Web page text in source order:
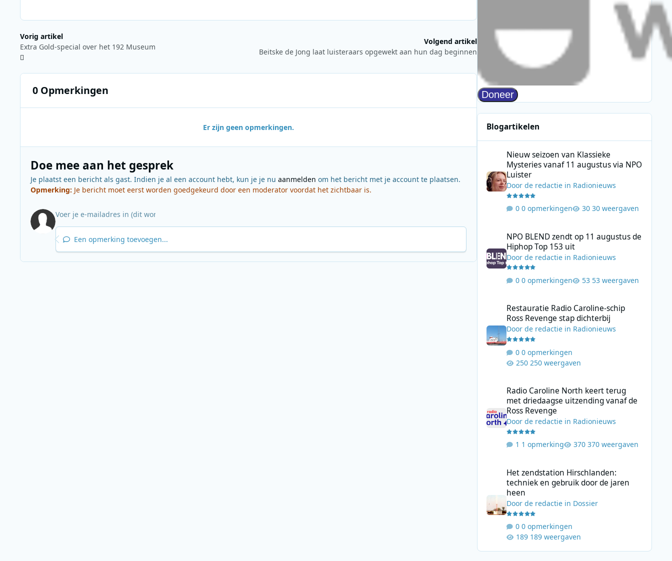
Vorig artikel
Extra Gold-special over het 192 Museum
Volgend artikel
Beitske de Jong laat luisteraars opgewekt aan hun dag beginnen
0 Opmerkingen
Er zijn geen opmerkingen.
Doe mee aan het gesprek
Je plaatst een bericht als gast. Indien je al een account hebt, kun je je nu aanmelden om het bericht met je account te plaatsen.
Opmerking: Je bericht moet eerst worden goedgekeurd door een moderator voordat het zichtbaar is.
Een opmerking toevoegen...
Blogartikelen
Nieuw seizoen van Klassieke
Mysteries vanaf 11 augustus via NPO
Luister
Door de redactiein Radionieuws
0 opmerkingen 30 weergaven
NPO BLEND zendt op 11 augustus de
Hiphop Top 153 uit
Door de redactiein Radionieuws
0 opmerkingen 53 weergaven
Restauratie Radio Caroline-schip
Ross Revenge stap dichterbij
Door de redactiein Radionieuws
0 opmerkingen
250 weergaven
Radio Caroline North keert terug
met driedaagse uitzending vanaf de
Ross Revenge
Door de redactiein Radionieuws
1 opmerking 370 weergaven
Het zendstation Hirschlanden:
techniek en gebruik door de jaren
heen
Door de redactiein Dossier
0 opmerkingen
189 weergaven